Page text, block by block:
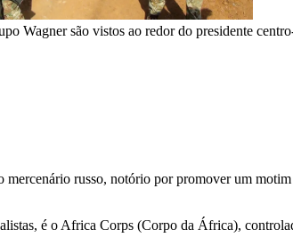
Wagner são vistos ao redor do presidente
russo, notório por promover um
é o Africa Corps (Corpo da África),